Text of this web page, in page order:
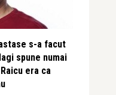
s-a facut
spune numai
era ca